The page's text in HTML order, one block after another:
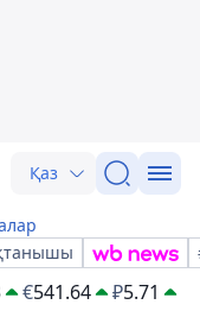
Қаз
€541.64 ₽5.71